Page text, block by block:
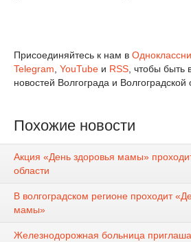
Присоединяйтесь к нам в
Telegram YouTube и RSS , чтобы быть
новостей Волгограда и Волгоградской
Похожие новости
Акция «День здоровья мамы»
области
В волгоградском регионе проходит
мамы»
Железнодорожная больница